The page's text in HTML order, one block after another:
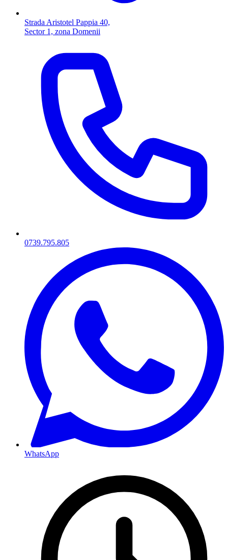
Strada Aristotel Pappia 40,
Sector 1, zona Domenii
0739.795.805
WhatsApp